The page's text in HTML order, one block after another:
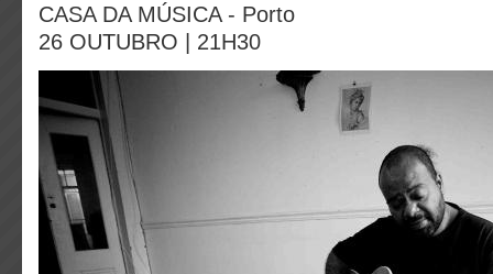
CASA DA MÚSICA - Porto
26 OUTUBRO | 21H30